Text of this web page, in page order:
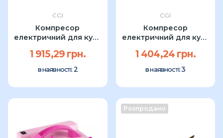
CGI
Компресор
електричний для куль
1 915,29 грн.
в наявності: 2
CGI
Компресор
електричний для куль
1 404,24 грн.
в наявності:3
Розпродано